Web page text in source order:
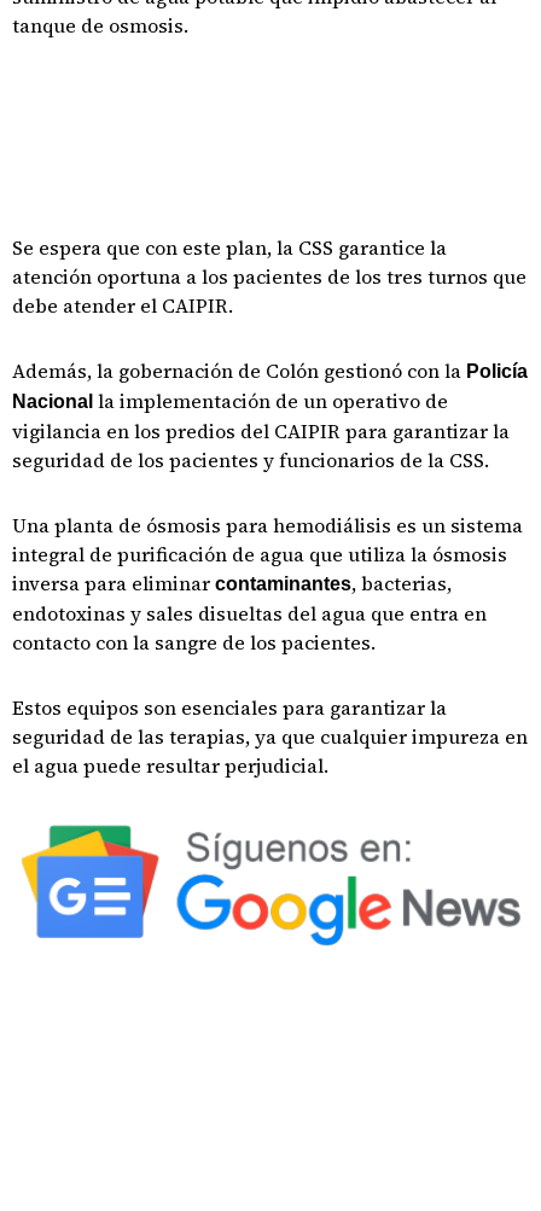
tanque de osmosis.
Se espera que con este plan, la CSS garantice la
atención oportuna a los pacientes de los tres turnos que
debe atender el CAIPIR.
Además, la gobernación de Colón gestionó con la Policía
Nacional la implementación de un operativo de
vigilancia en los predios del CAIPIR para garantizar la
seguridad de los pacientes y funcionarios de la CSS.
Una planta de ósmosis para hemodiálisis es un sistema
integral de purificación de agua que utiliza la ósmosis
inversa para eliminar contaminantes, bacterias,
endotoxinas y sales disueltas del agua que entra en
contacto con la sangre de los pacientes.
Estos equipos son esenciales para garantizar la
seguridad de las terapias, ya que cualquier impureza en
el agua puede resultar perjudicial.